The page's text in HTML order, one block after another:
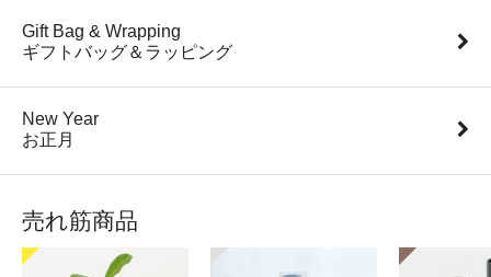
Gift Bag & Wrapping
ギフトバッグ＆ラッピング
New Year
お正月
売れ筋商品